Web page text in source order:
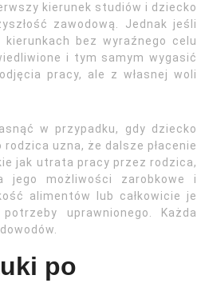
kierunek studiów i dziecko
zawodową. Jednak jeśli
bez wyraźnego celu
i tym samym wygasić
pracy, ale z własnej woli
w przypadku, gdy dziecko
uzna, że dalsze płacenie
jak utrata pracy przez rodzica,
jego możliwości zarobkowe i
alimentów lub całkowicie je
uprawnionego. Każda
po